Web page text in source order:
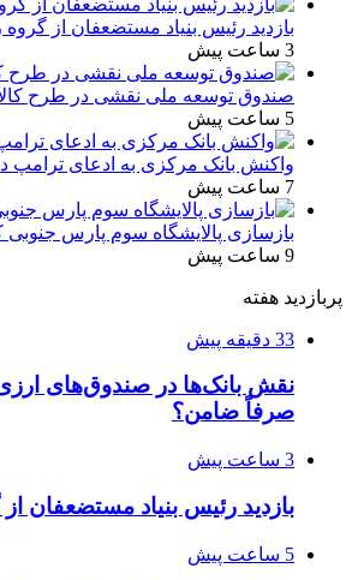
بازدید رئیس بنیاد مستضعفان از گروه
3 ساعت پیش
صندوق توسعه ملی نقشی در طرح
5 ساعت پیش
واکنش بانک مرکزی به ادعای ترامپ
7 ساعت پیش
بازسازی پالایشگاه سوم پارس جنوبی
9 ساعت پیش
پربازدید هفته
33 دقیقه پیش
نقش بانک‌ها در صندوق‌های
صرفاً ضامن؟
3 ساعت پیش
بازدید رئیس بنیاد مستضعفان
5 ساعت پیش